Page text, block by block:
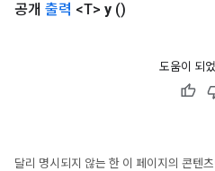
공개 출력 <T> y ()
도움이 되
달리 명시되지 않는 한 이 페이지의 콘텐